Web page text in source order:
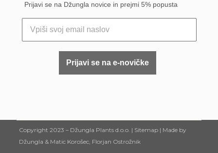
Prijavi se na Džungla novice in prejmi 5% popusta
Prijavi se na e-novičke
Copyright 2023 – Džungla Plants d.o.o. | Sitemap| Made by
Džungla & Matic Korošec, Florjan Ostrožnik